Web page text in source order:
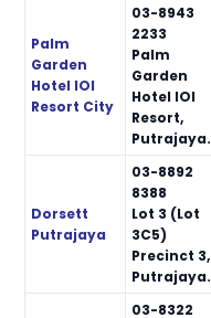
Palm
Garden
Hotel IOI
Resort City
03-8943
2233
Palm
Garden
Hotel IOI
Resort,
Putrajaya.
Dorsett
Putrajaya
03-8892
8388
Lot 3 (Lot
3C5)
Precinct 3,
Putrajaya.
03-8322